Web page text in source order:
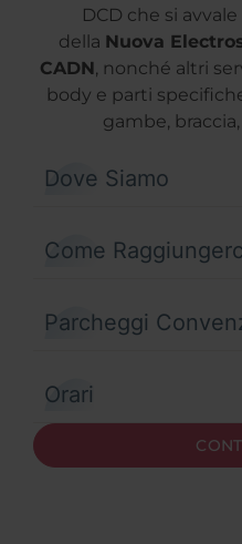
DCD che si
della Nuova
CADN, nonché altri
body e parti
gambe,
Dove Siamo
Come
Parcheggi
Orari